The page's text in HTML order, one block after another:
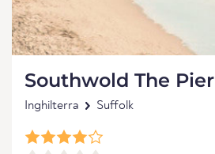
Southwold The Pier
Inghilterra Suffolk